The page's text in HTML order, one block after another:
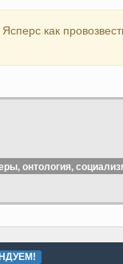
как
онтология,